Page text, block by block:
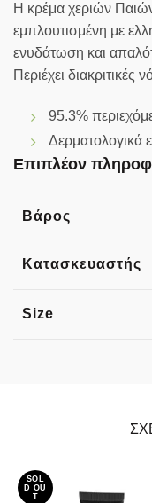
Η κρέμα χεριών
εμπλουτισμένη με
ενυδάτωση και
Περιέχει διακριτικές
95.3%
Δερματολογικά
Επιπλέον
Βάρος
Κατασκευαστής
Size
SOL
D OU
T